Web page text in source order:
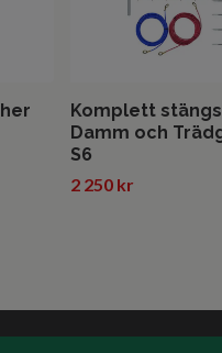
Komplett
Damm och
S6
2 250 kr